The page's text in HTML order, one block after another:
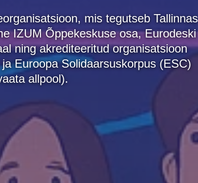
mis tegutseb Tallinnas
IZUM Õppekeskuse osa, Eurodeski
ning akrediteeritud organisatsioon
Euroopa Solidaarsuskorpus (ESC)
allpool).